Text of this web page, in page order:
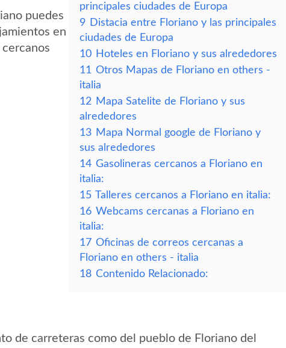
puedes
en
principales ciudades de Europa
9 Distacia entre Floriano y las principales
ciudades de Europa
10 Hoteles en Floriano y sus alrededores
11 Otros Mapas de Floriano en others -
italia
12 Mapa Satelite de Floriano y sus
alrededores
13 Mapa Normal google de Floriano y
sus alrededores
14 Gasolineras cercanos a Floriano en
italia:
15 Talleres cercanos a Floriano en italia:
16 Webcams cercanas a Floriano en
italia:
17 Oficinas de correos cercanas a
Floriano en others - italia
18 Contenido Relacionado:
de carreteras como del pueblo de Floriano del